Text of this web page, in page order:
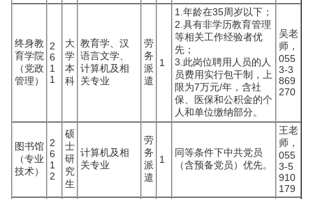
终身教
育学院
（党政
管理）
2
6
1
1
大
学
本
科
教育学、汉
语言文学、
计算机及相
关专业
劳
务
派
遣
1
1.年龄在35周岁以下；
2.具有非学历教育管理
等相关工作经验者优
先；
3.此岗位聘用人员的人
员费用实行包干制，上
限为7万元/年，含社
保、医保和公积金的个
人和单位缴纳部分。
吴老
师，
055
3-3
869
270
图书馆
（专业
技术）
2
6
1
2
硕
士
研
究
生
计算机及相
关专业
劳
务
派
遣
1
同等条件下中共党员
（含预备党员）优先。
王老
师，
055
3-5
910
179